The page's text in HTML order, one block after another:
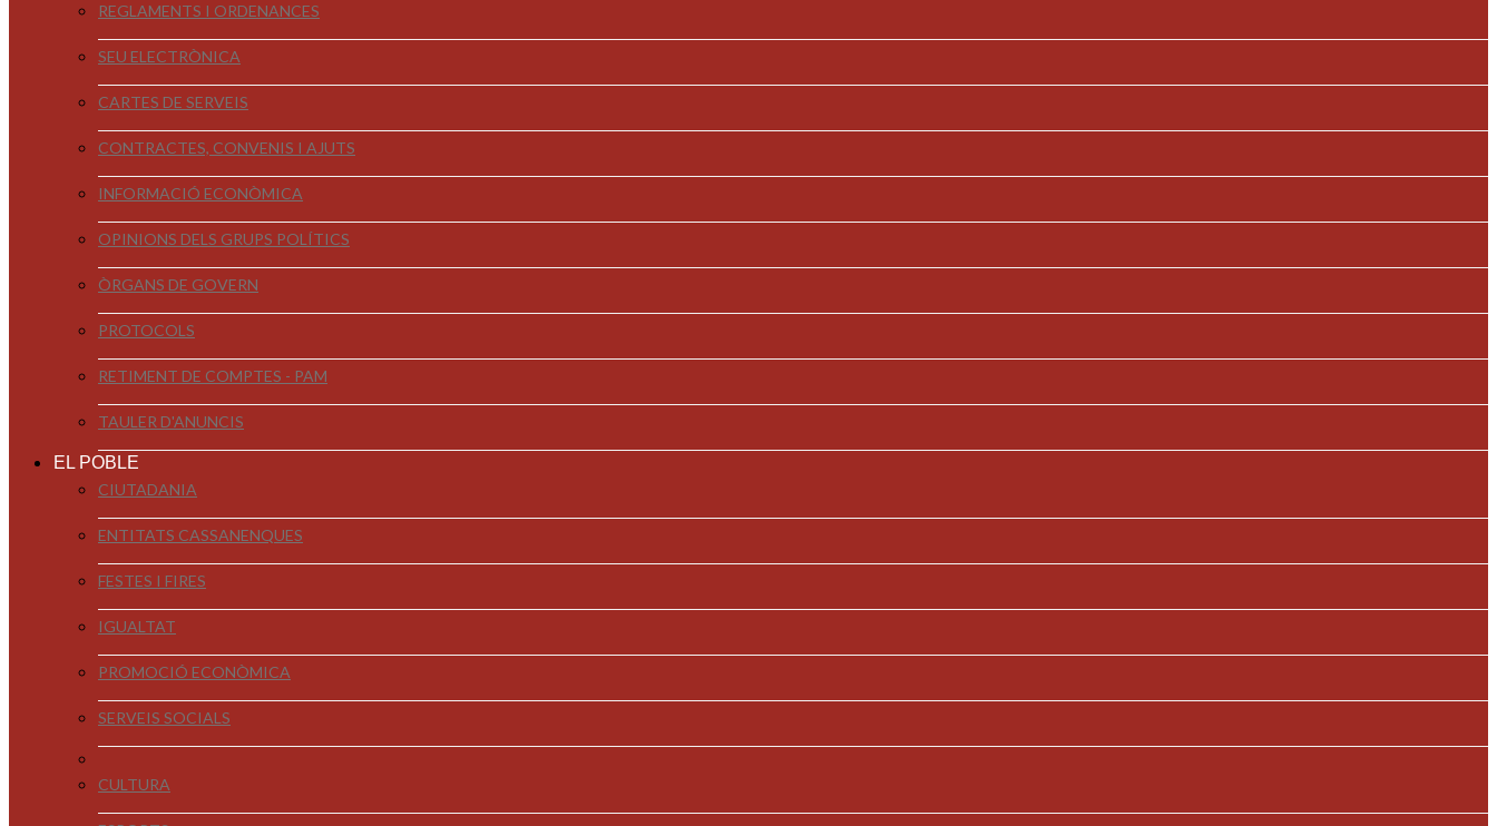
REGLAMENTS I ORDENANCES
SEU ELECTRÒNICA
CARTES DE SERVEIS
CONTRACTES, CONVENIS I AJUTS
INFORMACIÓ ECONÒMICA
OPINIONS DELS GRUPS POLÍTICS
ÒRGANS DE GOVERN
PROTOCOLS
RETIMENT DE COMPTES - PAM
TAULER D'ANUNCIS
EL POBLE
CIUTADANIA
ENTITATS CASSANENQUES
FESTES I FIRES
IGUALTAT
PROMOCIÓ ECONÒMICA
SERVEIS SOCIALS
CULTURA